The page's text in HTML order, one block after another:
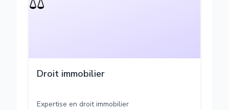
Droit immobilier
Expertise en droit immobilier